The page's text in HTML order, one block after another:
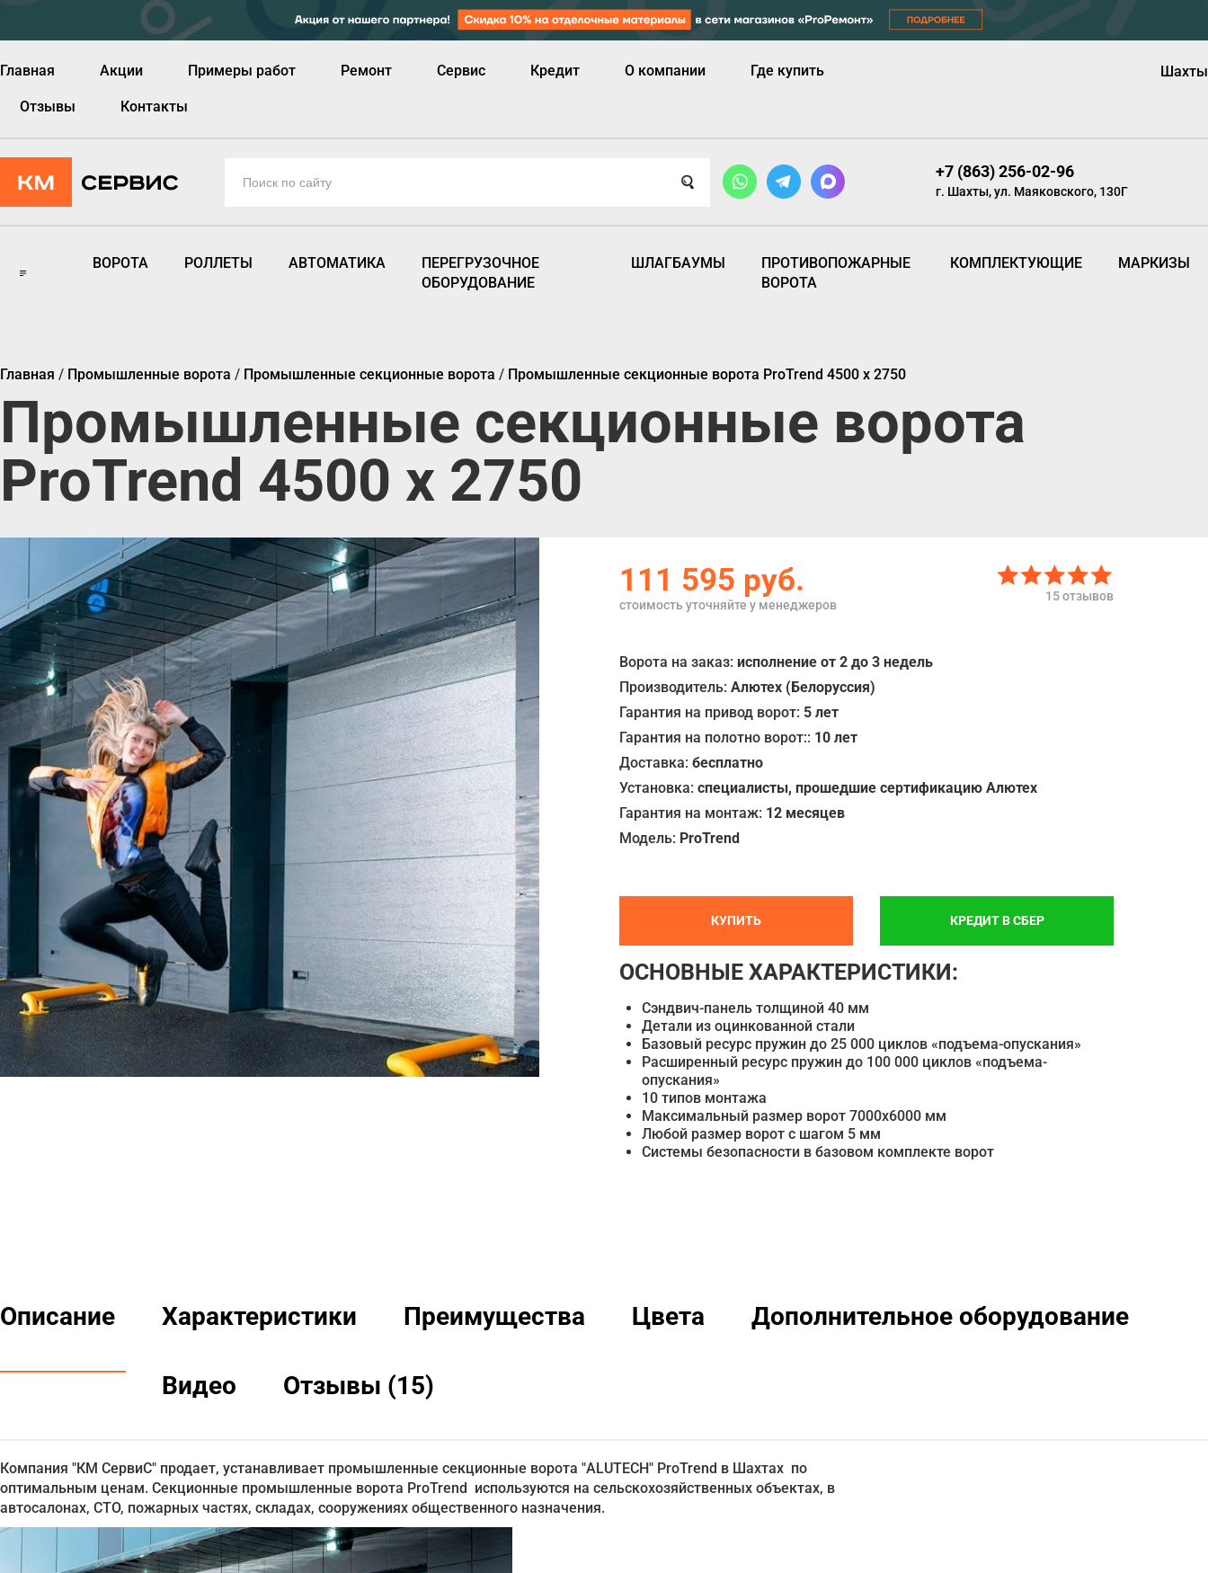
Главная Акции Примеры работ Ремонт Сервис Кредит О компании Где купить
Отзывы Контакты
Шахты
+7 (863) 256-02-96
г. Шахты, ул. Маяковского, 130Г
ВОРОТА РОЛЛЕТЫ АВТОМАТИКА
ПЕРЕГРУЗОЧНОЕ
ОБОРУДОВАНИЕ
ШЛАГБАУМЫ
ПРОТИВОПОЖАРНЫЕ
ВОРОТА
КОМПЛЕКТУЮЩИЕ МАРКИЗЫ
Главная / Промышленные ворота / Промышленные секционные ворота / Промышленные секционные ворота ProTrend 4500 х 2750
Промышленные секционные ворота
ProTrend 4500 х 2750
111 595 руб.
стоимость уточняйте у менеджеров
Ворота на заказ:исполнение от 2 до 3 недель
Производитель:Алютех (Белоруссия)
Гарантия на привод ворот: 5 лет
Гарантия на полотно ворот:: 10 лет
Доставка:бесплатно
Установка:специалисты, прошедшие сертификацию Алютех
Гарантия на монтаж: 12 месяцев
Модель: ProTrend
КУПИТЬ КРЕДИТ В СБЕР
ОСНОВНЫЕ ХАРАКТЕРИСТИКИ:
Сэндвич-панель толщиной 40 мм
Детали из оцинкованной стали
Базовый ресурс пружин до 25 000 циклов «подъема-опускания»
Расширенный ресурс пружин до 100 000 циклов «подъема-
опускания»
10 типов монтажа
Максимальный размер ворот 7000х6000 мм
Любой размер ворот с шагом 5 мм
Системы безопасности в базовом комплекте ворот
15 отзывов
Описание Характеристики Преимущества Цвета Дополнительное оборудование
Видео Отзывы (15)
Компания "КМ СервиС" продает, устанавливает промышленные секционные ворота "ALUTECH" ProTrend в Шахтах по
оптимальным ценам. Секционные промышленные ворота ProTrend используются на сельскохозяйственных объектах, в
автосалонах, СТО, пожарных частях, складах, сооружениях общественного назначения.